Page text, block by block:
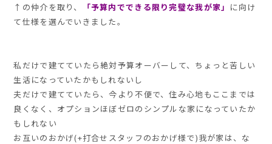
↑の仲介を取り、 「予算内でできる限り完璧な我が家」 に向け
て仕様を選んでいきました。
私だけで建てていたら絶対予算オーバーして、ちょっと苦しい
生活になっていたかもしれないし
夫だけで建てていたら、今より不便で、住み心地もここまでは
良くなく、オプションほぼゼロのシンプルな家になっていたか
もしれない
お互いのおかげ(+打合せスタッフのおかげ様で)我が家は、な